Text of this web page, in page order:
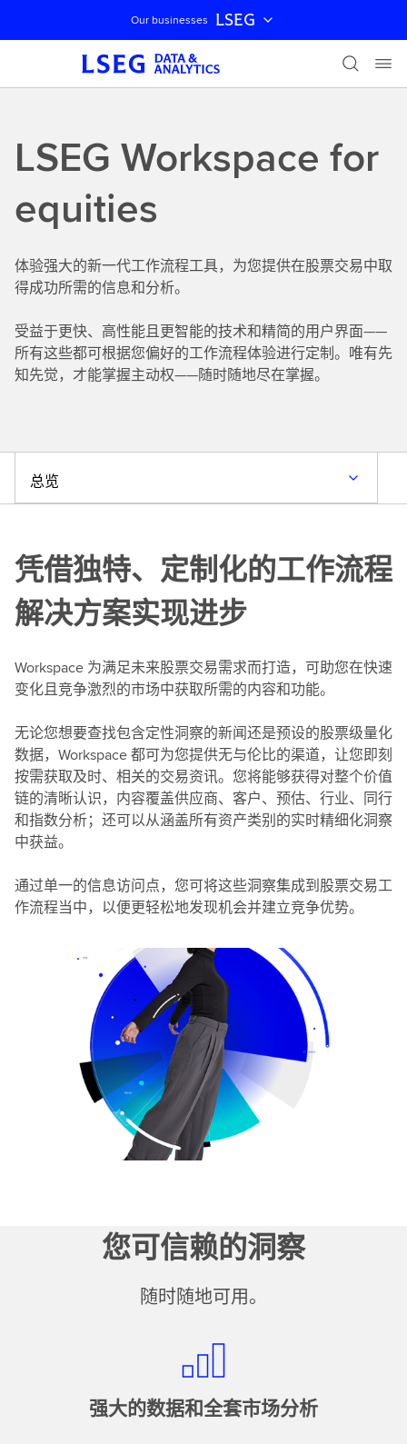
跳过导航
Our businesses LSEG
LSEG Workspace for
equities
体验强大的新一代工作流程工具，为您提供在股票交易中取
得成功所需的信息和分析。
受益于更快、高性能且更智能的技术和精简的用户界面——
所有这些都可根据您偏好的工作流程体验进行定制。唯有先
知先觉，才能掌握主动权——随时随地尽在掌握。
总览
凭借独特、定制化的工作流程
解决方案实现进步
Workspace 为满足未来股票交易需求而打造，可助您在快速
变化且竞争激烈的市场中获取所需的内容和功能。
无论您想要查找包含定性洞察的新闻还是预设的股票级量化
数据，Workspace 都可为您提供无与伦比的渠道，让您即刻
按需获取及时、相关的交易资讯。您将能够获得对整个价值
链的清晰认识，内容覆盖供应商、客户、预估、行业、同行
和指数分析；还可以从涵盖所有资产类别的实时精细化洞察
中获益。
通过单一的信息访问点，您可将这些洞察集成到股票交易工
作流程当中，以便更轻松地发现机会并建立竞争优势。
您可信赖的洞察
随时随地可用。
强大的数据和全套市场分析